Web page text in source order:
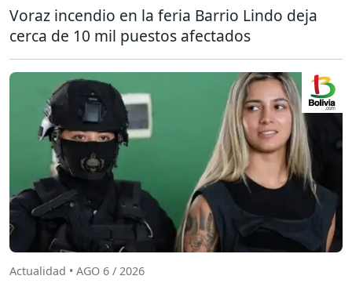
Voraz incendio en la feria Barrio Lindo deja
cerca de 10 mil puestos afectados
Actualidad • AGO 6 / 2026